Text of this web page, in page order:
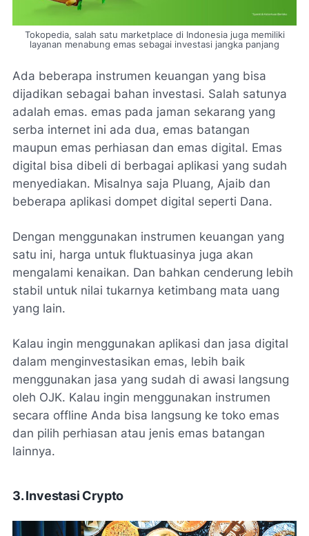
Tokopedia, salah satu marketplace di Indonesia juga memiliki
layanan menabung emas sebagai investasi jangka panjang
Ada beberapa instrumen keuangan yang bisa
dijadikan sebagai bahan investasi. Salah satunya
adalah emas. emas pada jaman sekarang yang
serba internet ini ada dua, emas batangan
maupun emas perhiasan dan emas digital. Emas
digital bisa dibeli di berbagai aplikasi yang sudah
menyediakan. Misalnya saja Pluang, Ajaib dan
beberapa aplikasi dompet digital seperti Dana.
Dengan menggunakan instrumen keuangan yang
satu ini, harga untuk fluktuasinya juga akan
mengalami kenaikan. Dan bahkan cenderung lebih
stabil untuk nilai tukarnya ketimbang mata uang
yang lain.
Kalau ingin menggunakan aplikasi dan jasa digital
dalam menginvestasikan emas, lebih baik
menggunakan jasa yang sudah di awasi langsung
oleh OJK. Kalau ingin menggunakan instrumen
secara offline Anda bisa langsung ke toko emas
dan pilih perhiasan atau jenis emas batangan
lainnya.
3. Investasi Crypto